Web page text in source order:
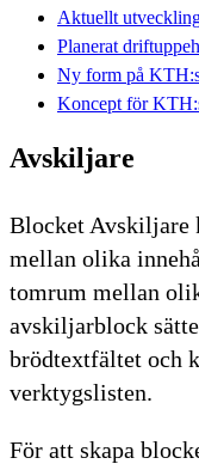
Aktuellt
Planerat
Ny form på
Koncept för
Avskiljare
Blocket Avskiljare
mellan olika
tomrum mellan
avskiljarblock
brödtextfältet och
verktygslisten.
För att skapa